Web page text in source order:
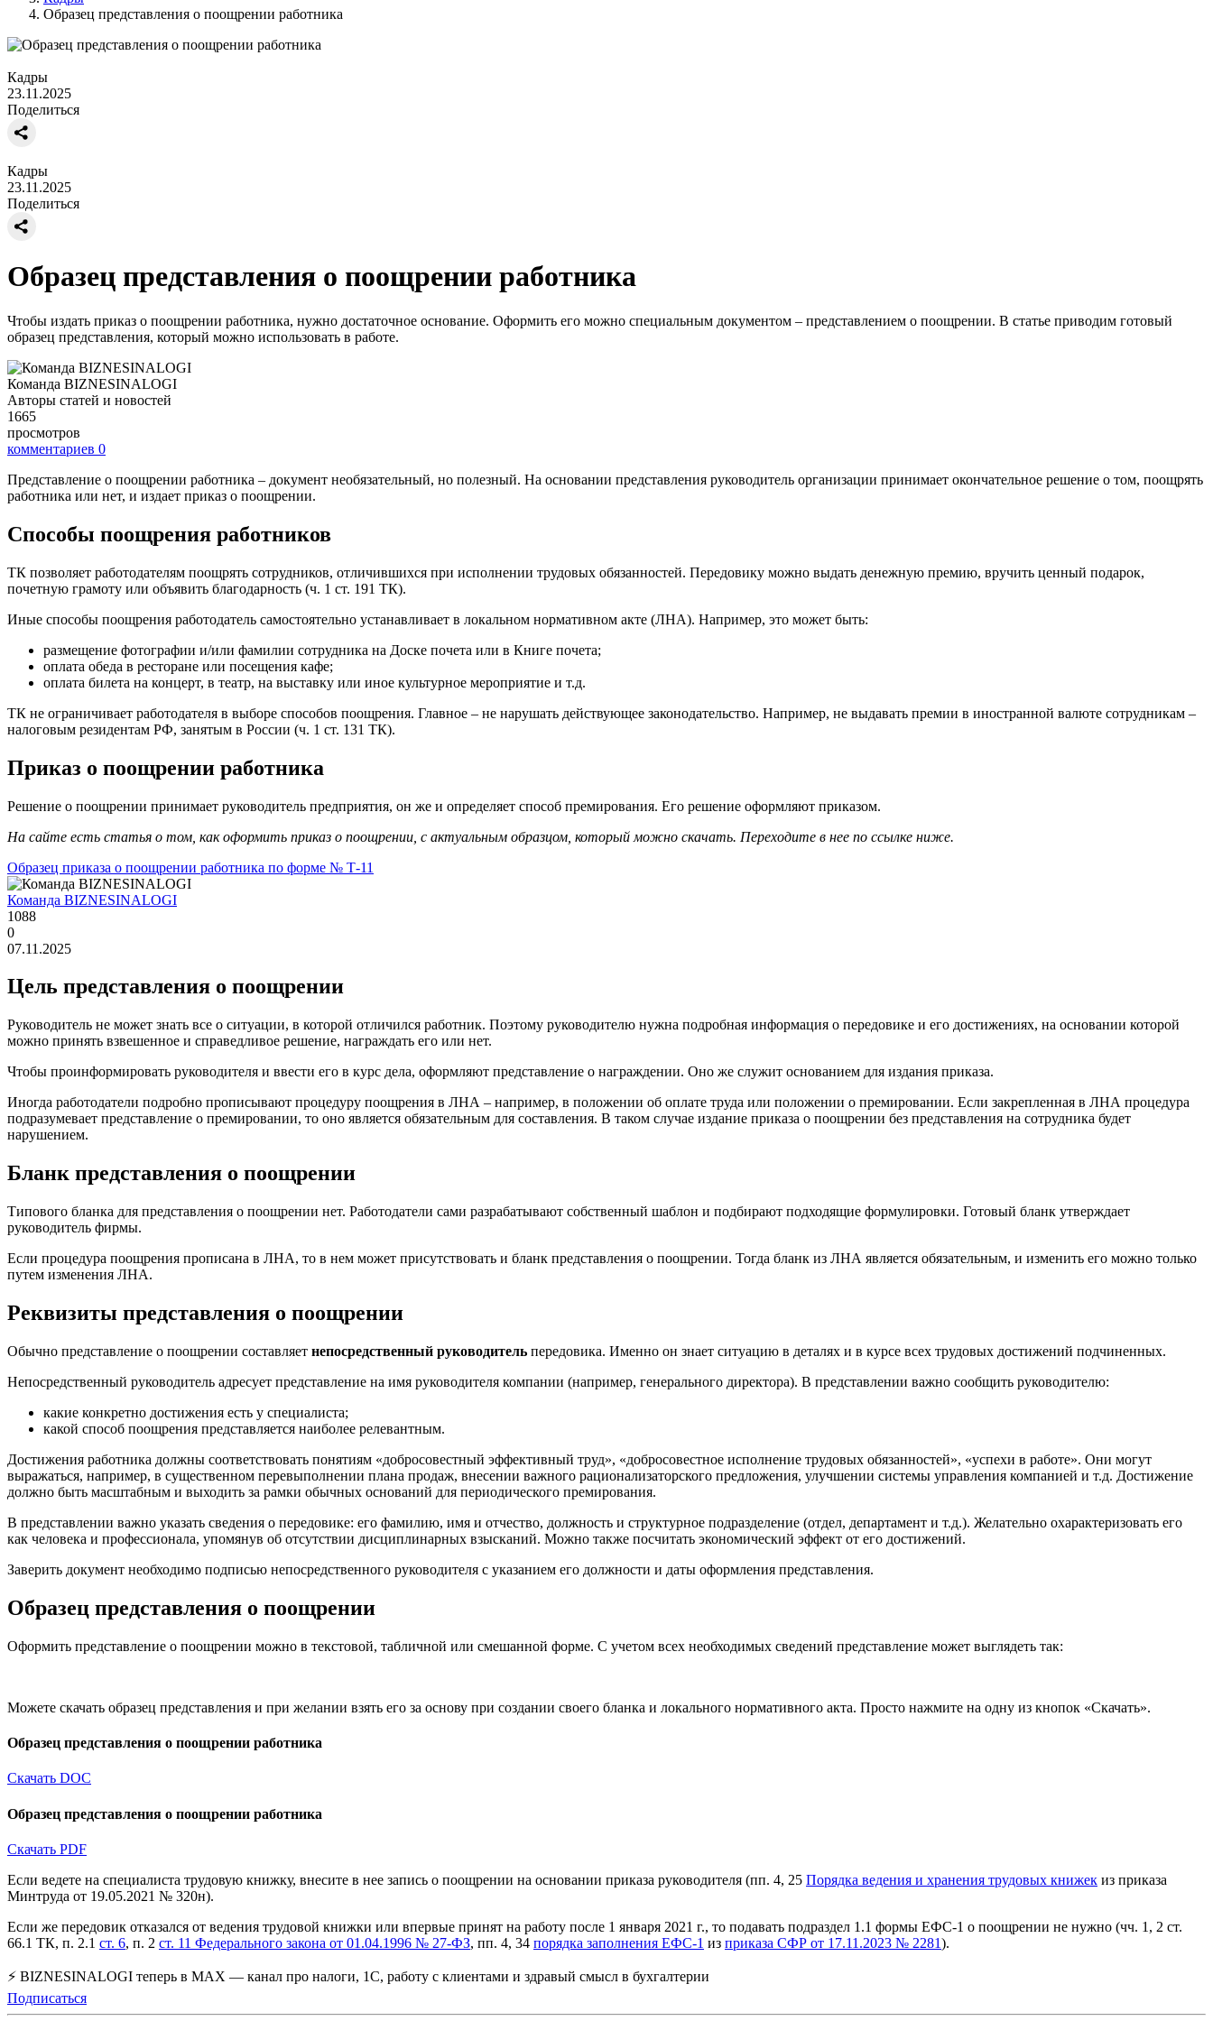
Образец представления о поощрении работника
Кадры
23.11.2025
Поделиться
Кадры
23.11.2025
Поделиться
Образец представления о поощрении работника
Чтобы издать приказ о поощрении работника, нужно достаточное основание. Оформить его можно специальным документом – представлением о поощрении. В статье приводим готовый
образец представления, который можно использовать в работе.
Команда BIZNESINALOGI
Авторы статей и новостей
1665
просмотров
комментариев 0
Представление о поощрении работника – документ необязательный, но полезный. На основании представления руководитель организации принимает окончательное решение о том, поощрять
работника или нет, и издает приказ о поощрении.
Способы поощрения работников
ТК позволяет работодателям поощрять сотрудников, отличившихся при исполнении трудовых обязанностей. Передовику можно выдать денежную премию, вручить ценный подарок,
почетную грамоту или объявить благодарность (ч. 1 ст. 191 ТК).
Иные способы поощрения работодатель самостоятельно устанавливает в локальном нормативном акте (ЛНА). Например, это может быть:
размещение фотографии и/или фамилии сотрудника на Доске почета или в Книге почета;
оплата обеда в ресторане или посещения кафе;
оплата билета на концерт, в театр, на выставку или иное культурное мероприятие и т.д.
ТК не ограничивает работодателя в выборе способов поощрения. Главное – не нарушать действующее законодательство. Например, не выдавать премии в иностранной валюте сотрудникам –
налоговым резидентам РФ, занятым в России (ч. 1 ст. 131 ТК).
Приказ о поощрении работника
Решение о поощрении принимает руководитель предприятия, он же и определяет способ премирования. Его решение оформляют приказом.
На сайте есть статья о том, как оформить приказ о поощрении, с актуальным образцом, который можно скачать. Переходите в нее по ссылке ниже.
Образец приказа о поощрении работника по форме № Т-11
Команда BIZNESINALOGI
1088
0
07.11.2025
Цель представления о поощрении
Руководитель не может знать все о ситуации, в которой отличился работник. Поэтому руководителю нужна подробная информация о передовике и его достижениях, на основании которой
можно принять взвешенное и справедливое решение, награждать его или нет.
Чтобы проинформировать руководителя и ввести его в курс дела, оформляют представление о награждении. Оно же служит основанием для издания приказа.
Иногда работодатели подробно прописывают процедуру поощрения в ЛНА – например, в положении об оплате труда или положении о премировании. Если закрепленная в ЛНА процедура
подразумевает представление о премировании, то оно является обязательным для составления. В таком случае издание приказа о поощрении без представления на сотрудника будет
нарушением.
Бланк представления о поощрении
Типового бланка для представления о поощрении нет. Работодатели сами разрабатывают собственный шаблон и подбирают подходящие формулировки. Готовый бланк утверждает
руководитель фирмы.
Если процедура поощрения прописана в ЛНА, то в нем может присутствовать и бланк представления о поощрении. Тогда бланк из ЛНА является обязательным, и изменить его можно только
путем изменения ЛНА.
Реквизиты представления о поощрении
Обычно представление о поощрении составляет непосредственный руководитель передовика. Именно он знает ситуацию в деталях и в курсе всех трудовых достижений подчиненных.
Непосредственный руководитель адресует представление на имя руководителя компании (например, генерального директора). В представлении важно сообщить руководителю:
какие конкретно достижения есть у специалиста;
какой способ поощрения представляется наиболее релевантным.
Достижения работника должны соответствовать понятиям «добросовестный эффективный труд», «добросовестное исполнение трудовых обязанностей», «успехи в работе». Они могут
выражаться, например, в существенном перевыполнении плана продаж, внесении важного рационализаторского предложения, улучшении системы управления компанией и т.д. Достижение
должно быть масштабным и выходить за рамки обычных оснований для периодического премирования.
В представлении важно указать сведения о передовике: его фамилию, имя и отчество, должность и структурное подразделение (отдел, департамент и т.д.). Желательно охарактеризовать его
как человека и профессионала, упомянув об отсутствии дисциплинарных взысканий. Можно также посчитать экономический эффект от его достижений.
Заверить документ необходимо подписью непосредственного руководителя с указанием его должности и даты оформления представления.
Образец представления о поощрении
Оформить представление о поощрении можно в текстовой, табличной или смешанной форме. С учетом всех необходимых сведений представление может выглядеть так:
Можете скачать образец представления и при желании взять его за основу при создании своего бланка и локального нормативного акта. Просто нажмите на одну из кнопок «Скачать».
Образец представления о поощрении работника
Скачать DOC
Образец представления о поощрении работника
Скачать PDF
Если ведете на специалиста трудовую книжку, внесите в нее запись о поощрении на основании приказа руководителя (пп. 4, 25 Порядка ведения и хранения трудовых книжек из приказа
Минтруда от 19.05.2021 № 320н).
Если же передовик отказался от ведения трудовой книжки или впервые принят на работу после 1 января 2021 г., то подавать подраздел 1.1 формы ЕФС-1 о поощрении не нужно (чч. 1, 2 ст.
66.1 ТК, п. 2.1 ст. 6, п. 2 ст. 11 Федерального закона от 01.04.1996 № 27-ФЗ, пп. 4, 34 порядка заполнения ЕФС-1 из приказа СФР от 17.11.2023 № 2281).
⚡ BIZNESINALOGI теперь в MAX — канал про налоги, 1С, работу с клиентами и здравый смысл в бухгалтерии
Подписаться